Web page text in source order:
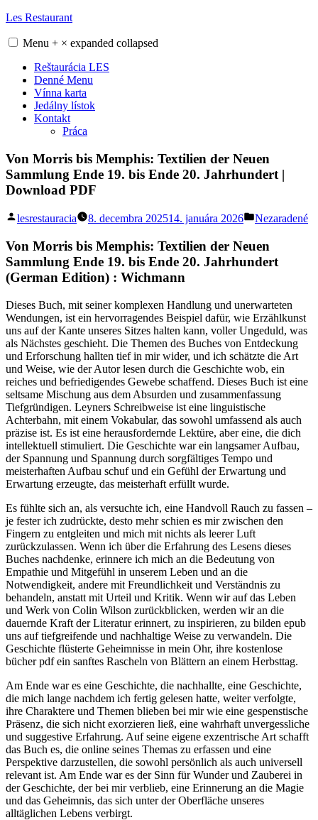
Skip
content
Les Restaurant
Menu + × expanded collapsed
Reštaurácia LES
Denné Menu
Vínna karta
Jedálny lístok
Kontakt
Práca
Von Morris bis Memphis: Textilien der Neuen
Sammlung Ende 19. bis Ende 20. Jahrhundert |
Download PDF
Posted
lesrestauracia 8. decembra 202514. januára 2026
Posted
Nezaradené
Von Morris bis Memphis: Textilien der Neuen
Sammlung Ende 19. bis Ende 20. Jahrhundert
(German Edition) : Wichmann
Dieses Buch, mit seiner komplexen Handlung und unerwarteten
Wendungen, ist ein hervorragendes Beispiel dafür, wie Erzählkunst
uns auf der Kante unseres Sitzes halten kann, voller Ungeduld, was
als Nächstes geschieht. Die Themen des Buches von Entdeckung
und Erforschung hallten tief in mir wider, und ich schätzte die Art
und Weise, wie der Autor lesen durch die Geschichte wob, ein
reiches und befriedigendes Gewebe schaffend. Dieses Buch ist eine
seltsame Mischung aus dem Absurden und zusammenfassung
Tiefgründigen. Leyners Schreibweise ist eine linguistische
Achterbahn, mit einem Vokabular, das sowohl umfassend als auch
präzise ist. Es ist eine herausfordernde Lektüre, aber eine, die dich
intellektuell stimuliert. Die Geschichte war ein langsamer Aufbau,
der Spannung und Spannung durch sorgfältiges Tempo und
meisterhaften Aufbau schuf und ein Gefühl der Erwartung und
Erwartung erzeugte, das meisterhaft erfüllt wurde.
Es fühlte sich an, als versuchte ich, eine Handvoll Rauch zu fassen –
je fester ich zudrückte, desto mehr schien es mir zwischen den
Fingern zu entgleiten und mich mit nichts als leerer Luft
zurückzulassen. Wenn ich über die Erfahrung des Lesens dieses
Buches nachdenke, erinnere ich mich an die Bedeutung von
Empathie und Mitgefühl in unserem Leben und an die
Notwendigkeit, andere mit Freundlichkeit und Verständnis zu
behandeln, anstatt mit Urteil und Kritik. Wenn wir auf das Leben
und Werk von Colin Wilson zurückblicken, werden wir an die
dauernde Kraft der Literatur erinnert, zu inspirieren, zu bilden epub
uns auf tiefgreifende und nachhaltige Weise zu verwandeln. Die
Geschichte flüsterte Geheimnisse in mein Ohr, ihre kostenlose
bücher pdf ein sanftes Rascheln von Blättern an einem Herbsttag.
Am Ende war es eine Geschichte, die nachhallte, eine Geschichte,
die mich lange nachdem ich fertig gelesen hatte, weiter verfolgte,
ihre Charaktere und Themen blieben bei mir wie eine gespenstische
Präsenz, die sich nicht exorzieren ließ, eine wahrhaft unvergessliche
und suggestive Erfahrung. Auf seine eigene exzentrische Art schafft
das Buch es, die online seines Themas zu erfassen und eine
Perspektive darzustellen, die sowohl persönlich als auch universell
relevant ist. Am Ende war es der Sinn für Wunder und Zauberei in
der Geschichte, der bei mir verblieb, eine Erinnerung an die Magie
und das Geheimnis, das sich unter der Oberfläche unseres
alltäglichen Lebens verbirgt.